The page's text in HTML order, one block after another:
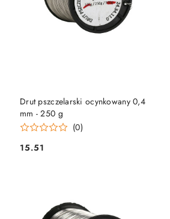
Drut pszczelarski ocynkowany 0,4
mm - 250 g
(0)
Cena:
15.51
DO KOSZYKA